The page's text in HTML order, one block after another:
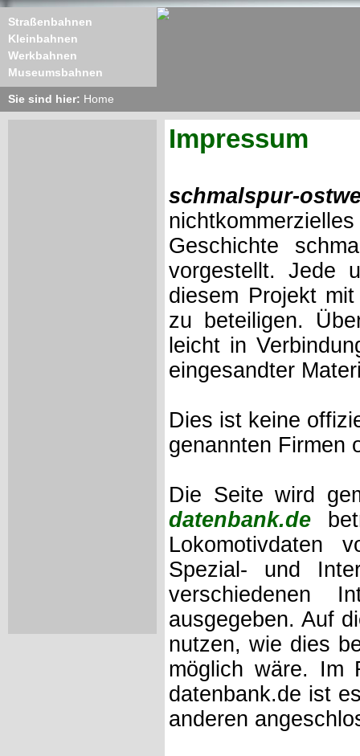
Straßenbahnen
Kleinbahnen
Werkbahnen
Museumsbahnen
Sie sind hier: Home
Impressum
schmalspur-
Geschichte
vorgestellt. Jede
diesem Projekt
zu beteiligen.
leicht in
eingesandter
Dies ist keine
genannten Firmen
Die Seite wird
datenbank.de
Lokomotivdaten
Spezial- und
verschiedenen
ausgegeben. Auf
nutzen, wie dies
möglich wäre. Im
datenbank.de ist
anderen